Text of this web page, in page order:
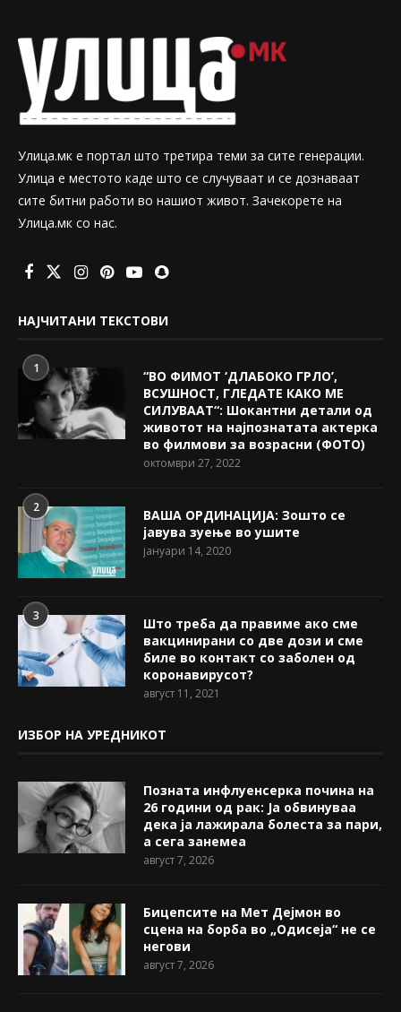
Улица.мк е портал што третира теми за сите генерации.
Улица е местото каде што се случуваат и се дознаваат
сите битни работи во нашиот живот. Зачекорете на
Улица.мк со нас.
НАЈЧИТАНИ ТЕКСТОВИ
1
“ВО ФИМОТ ‘ДЛАБОКО ГРЛО’,
ВСУШНОСТ, ГЛЕДАТЕ КАКО МЕ
СИЛУВААТ“: Шокантни детали од
животот на најпознатата актерка
во филмови за возрасни (ФОТО)
октомври 27, 2022
2
ВАША ОРДИНАЦИЈА: Зошто се
јавува зуење во ушите
јануари 14, 2020
3
Што треба да правиме ако сме
вакцинирани со две дози и сме
биле во контакт со заболен од
коронавирусот?
август 11, 2021
ИЗБОР НА УРЕДНИКОТ
Позната инфлуенсерка почина на
26 години од рак: Ја обвинуваа
дека ја лажирала болеста за пари,
а сега занемеа
август 7, 2026
Бицепсите на Мет Дејмон во
сцена на борба во „Одисеја“ не се
негови
август 7, 2026